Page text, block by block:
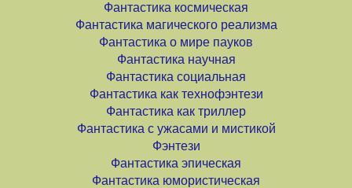
Фантастика космическая
Фантастика магического реализма
Фантастика о мире пауков
Фантастика научная
Фантастика социальная
Фантастика как технофэнтези
Фантастика как триллер
Фантастика с ужасами и мистикой
Фэнтези
Фантастика эпическая
Фантастика юмористическая